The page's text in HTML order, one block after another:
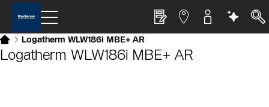
Logatherm WLW186i MBE+ AR
Logatherm WLW186i MBE+ AR